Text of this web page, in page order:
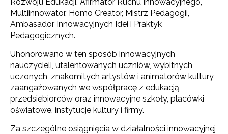
Multiinnowator, Homo Creator, Mistrz Pedagogii,
Ambasador Innowacyjnych Idei i Praktyk
Pedagogicznych.
Uhonorowano w ten sposób innowacyjnych
nauczycieli, utalentowanych uczniów, wybitnych
uczonych, znakomitych artystów i animatorów kultury,
zaangażowanych we współpracę z edukacją
przedsiębiorców oraz innowacyjne szkoły, placówki
oświatowe, instytucje kultury i firmy.
Za szczególne osiągnięcia w działalności innowacyjnej